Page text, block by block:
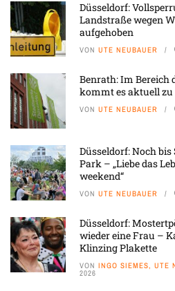
Düsseldorf:
Landstraße wegen
aufgehoben
VON UTE NEUBAUER
Benrath: Im Bereich
kommt es aktuell
VON UTE NEUBAUER
Düsseldorf: Noch
Park – „Liebe das
weekend“
VON UTE NEUBAUER
Düsseldorf:
wieder eine Frau –
Klinzing Plakette
VON INGO SIEMES, UTE
2026